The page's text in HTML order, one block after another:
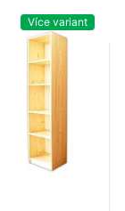
Více variant